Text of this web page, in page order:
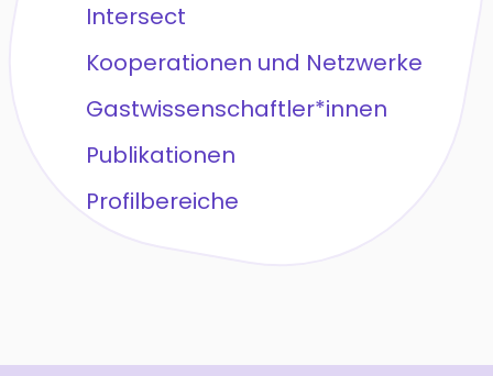
Intersect
Kooperationen und Netzwerke
Gastwissenschaftler*innen
Publikationen
Profilbereiche